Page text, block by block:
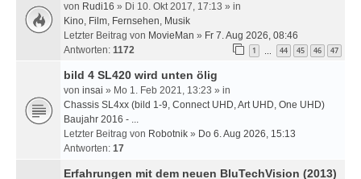
von Rudi16 » Di 10. Okt 2017, 17:13 » in
Kino, Film, Fernsehen, Musik
Letzter Beitrag von MovieMan » Fr 7. Aug 2026, 08:46
Antworten: 1172 1 44 45 46 47
bild 4 SL420 wird unten ölig
von insai » Mo 1. Feb 2021, 13:23 » in
Chassis SL4xx (bild 1-9, Connect UHD, Art UHD, One UHD)
Baujahr 2016 - ...
Letzter Beitrag von Robotnik » Do 6. Aug 2026, 15:13
Antworten: 17
Erfahrungen mit dem neuen BluTechVision (2013)